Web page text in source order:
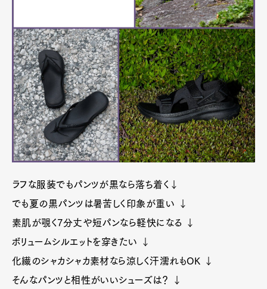
ラフな服装でもパンツが黒なら落ち着く↓
でも夏の黒パンツは暑苦しく印象が重い ↓
素肌が覗く7分丈や短パンなら軽快になる ↓
ボリュームシルエットを穿きたい ↓
化繊のシャカシャカ素材なら涼しく汗濡れもOK ↓
そんなパンツと相性がいいシューズは？ ↓